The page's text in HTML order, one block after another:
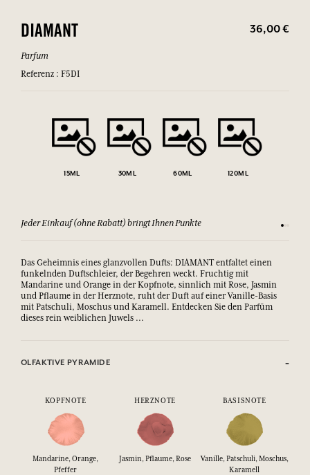
DIAMANT 36,00 €
Parfum
Referenz : F5DI
15ML 30ML 60ML 120ML
Jeder Einkauf (ohne Rabatt) bringt Ihnen Punkte Sehen
Das Geheimnis eines glanzvollen Dufts: DIAMANT entfaltet einen
funkelnden Duftschleier, der Begehren weckt. Fruchtig mit
Mandarine und Orange in der Kopfnote, sinnlich mit Rose, Jasmin
und Pflaume in der Herznote, ruht der Duft auf einer Vanille-Basis
mit Patschuli, Moschus und Karamell. Entdecken Sie den Parfüm
dieses rein weiblichen Juwels ...
OLFAKTIVE PYRAMIDE
KOPFNOTE HERZNOTE BASISNOTE
Mandarine, Orange,
Pfeffer
Jasmin, Pflaume, Rose
Vanille, Patschuli, Moschus,
Karamell